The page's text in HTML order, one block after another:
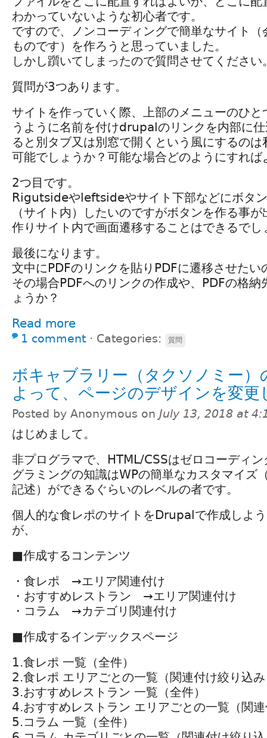
わかっていないような初心者です。
ですので、ノンコーディングで簡単なサイト
ものです）を作ろうと思っていました。
しかし躓いてしまったので質問させてください
質問が3つあります。
サイトを作っていく際、上部のメニューのひ
うように名前を付けdrupalのリンクを内部に
ると別タブ又は別窓で開くという風にするの
可能でしょうか？可能な場合どのようにすれ
2つ目です。
Rigutsideやleftsideやサイト下部などにボタ
（サイト内）したいのですがボタンを作る事
作りサイト内で画面遷移することはできるでし
最後になります。
文中にPDFのリンクを貼りPDFに遷移させたい
その場合PDFへのリンクの作成や、PDFの格納
ょうか？
Read more
1 comment ⋅ Categories: 質問
ボキャブラリー（タクソノミー）
よって、ページのデザインを変更
Posted by Anonymous on July 13, 2018 at
はじめまして。
非プログラマで、HTML/CSSはゼロコーディ
グラミングの知識はWPの簡単なカスタマイズ
記述）ができるぐらいのレベルの者です。
個人的な食レポのサイトをDrupalで作成しよ
が、
■作成するコンテンツ
・食レポ →エリア関連付け
・おすすめレストラン →エリア関連付け
・コラム →カテゴリ関連付け
■作成するインデックスページ
1.食レポ 一覧（全件）
2.食レポ エリアごとの一覧（関連付け絞り込
3.おすすめレストラン 一覧（全件）
4.おすすめレストラン エリアごとの一覧（関
5.コラム 一覧（全件）